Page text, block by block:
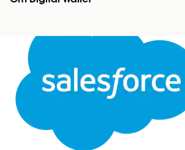
Avslutt Avslutt